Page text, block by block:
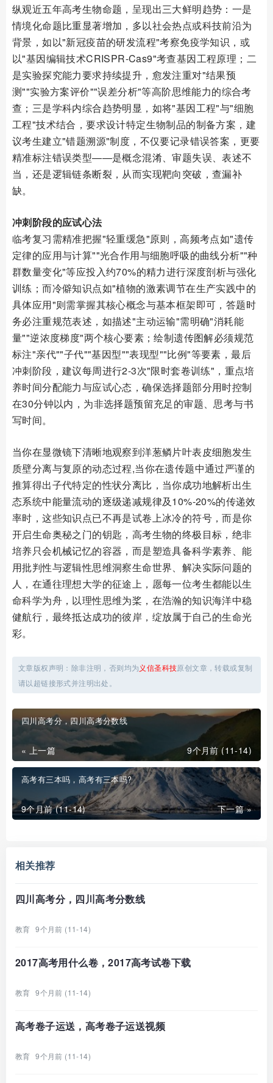
纵观近五年高考生物命题，呈现出三大鲜明趋势：一是
情境化命题比重显著增加，多以社会热点或科技前沿为
背景，如以"新冠疫苗的研发流程"考察免疫学知识，或
以"基因编辑技术CRISPR-Cas9"考查基因工程原理；二
是实验探究能力要求持续提升，愈发注重对"结果预
测""实验方案评价""误差分析"等高阶思维能力的综合考
查；三是学科内综合趋势明显，如将"基因工程"与"细胞
工程"技术结合，要求设计特定生物制品的制备方案，建
议考生建立"错题溯源"制度，不仅要记录错误答案，更要
精准标注错误类型——是概念混淆、审题失误、表述不
当，还是逻辑链条断裂，从而实现靶向突破，查漏补
缺。
冲刺阶段的应试心法
临考复习需精准把握"轻重缓急"原则，高频考点如"遗传
定律的应用与计算""光合作用与细胞呼吸的曲线分析""种
群数量变化"等应投入约70%的精力进行深度剖析与强化
训练；而冷僻知识点如"植物的激素调节在生产实践中的
具体应用"则需掌握其核心概念与基本框架即可，答题时
务必注重规范表述，如描述"主动运输"需明确"消耗能
量""逆浓度梯度"两个核心要素；绘制遗传图解必须规范
标注"亲代""子代""基因型""表现型""比例"等要素，最后
冲刺阶段，建议每周进行2-3次"限时套卷训练"，重点培
养时间分配能力与应试心态，确保选择题部分用时控制
在30分钟以内，为非选择题预留充足的审题、思考与书
写时间。
当你在显微镜下清晰地观察到洋葱鳞片叶表皮细胞发生
质壁分离与复原的动态过程,当你在遗传题中通过严谨的
推算得出子代特定的性状分离比，当你成功地解析出生
态系统中能量流动的逐级递减规律及10%-20%的传递效
率时，这些知识点已不再是试卷上冰冷的符号，而是你
开启生命奥秘之门的钥匙，高考生物的终极目标，绝非
培养只会机械记忆的容器，而是塑造具备科学素养、能
用批判性与逻辑性思维洞察生命世界、解决实际问题的
人，在通往理想大学的征途上，愿每一位考生都能以生
命科学为舟，以理性思维为桨，在浩瀚的知识海洋中稳
健航行，最终抵达成功的彼岸，绽放属于自己的生命光
彩。
文章版权声明：除非注明，否则均为义信圣科技原创文章，转载或复制
请以超链接形式并注明出处。
四川高考分，四川高考分数线
« 上一篇 9个月前 (11-14)
高考有三本吗，高考有三本吗?
下一篇 »
9个月前 (11-14)
相关推荐
四川高考分，四川高考分数线
教育 9个月前 (11-14)
2017高考用什么卷，2017高考试卷下载
教育 9个月前 (11-14)
高考卷子运送，高考卷子运送视频
教育 9个月前 (11-14)